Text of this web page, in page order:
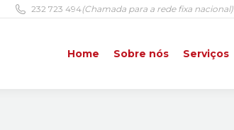
232 723 494(Chamada para a rede fixa nacional)
Home Sobre nós Serviços